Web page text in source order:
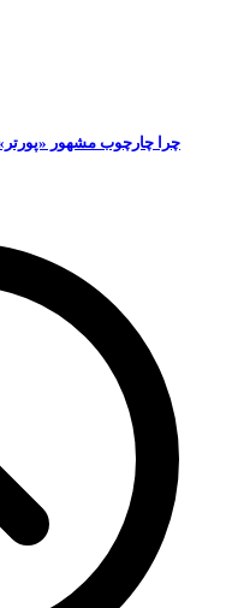
چرا چارچوب مشهور «پورتر»